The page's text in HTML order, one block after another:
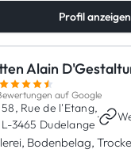
Profil anzeigen
auf Google
58, Rue de l'Etang,
L-3465 Dudelange
·
Bodenbelag,